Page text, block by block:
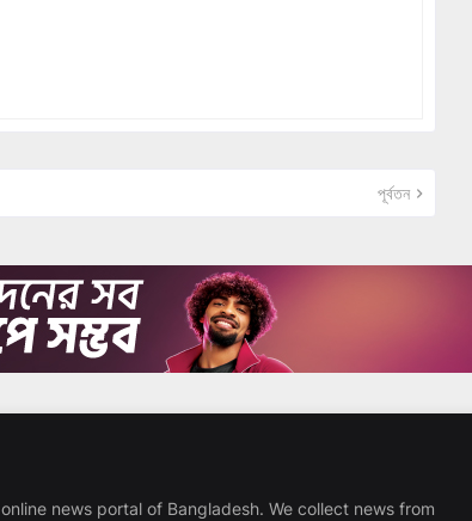
পূর্বতন
news portal of Bangladesh. We collect news from